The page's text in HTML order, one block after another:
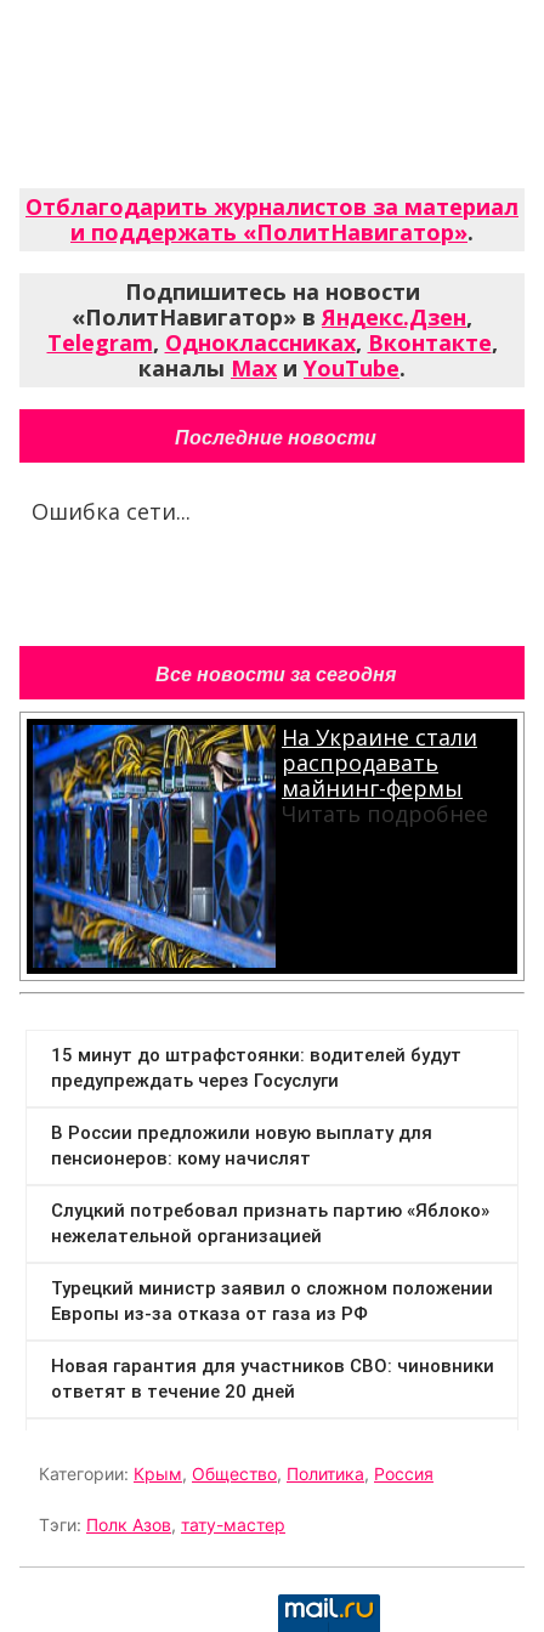
Отблагодарить журналистов за материал
и поддержать «ПолитНавигатор».
Подпишитесь на новости
«ПолитНавигатор» вЯндекс.Дзен,
Telegram, Одноклассниках, Вконтакте,
каналы Max и YouTube.
Последние новости
Ошибка сети...
Все новости за сегодня
На Украине стали
распродавать
майнинг-фермы
Читать подробнее
Категории: Крым, Общество, Политика, Россия
Тэги: Полк Азов, тату-мастер